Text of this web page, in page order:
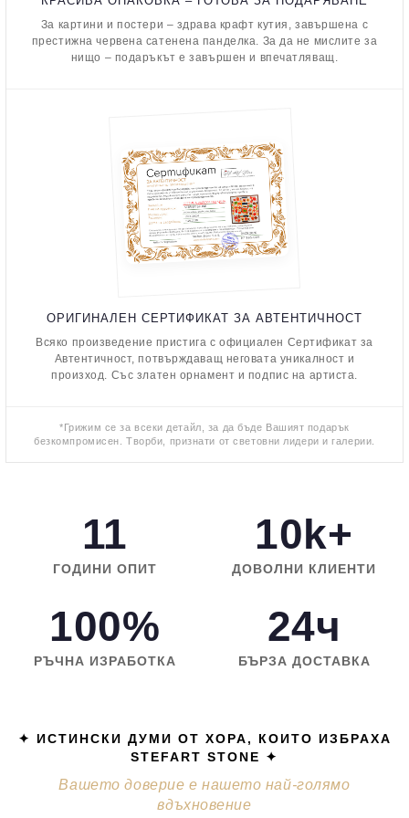
За картини и постери – здрава крафт кутия, завършена с
престижна червена сатенена панделка. За да не мислите за
нищо – подаръкът е завършен и впечатляващ.
ОРИГИНАЛЕН СЕРТИФИКАТ ЗА АВТЕНТИЧНОСТ
Всяко произведение пристига с официален Сертификат за
Автентичност, потвърждаващ неговата уникалност и
произход. Със златен орнамент и подпис на артиста.
*Грижим се за всеки детайл, за да бъде Вашият подарък
безкомпромисен. Творби, признати от световни лидери и галерии.
11
ГОДИНИ ОПИТ
10k+
ДОВОЛНИ КЛИЕНТИ
100%
РЪЧНА ИЗРАБОТКА
24ч
БЪРЗА ДОСТАВКА
✦ ИСТИНСКИ ДУМИ ОТ ХОРА, КОИТО ИЗБРАХА
STEFART STONE ✦
Вашето доверие е нашето най-голямо
вдъхновение